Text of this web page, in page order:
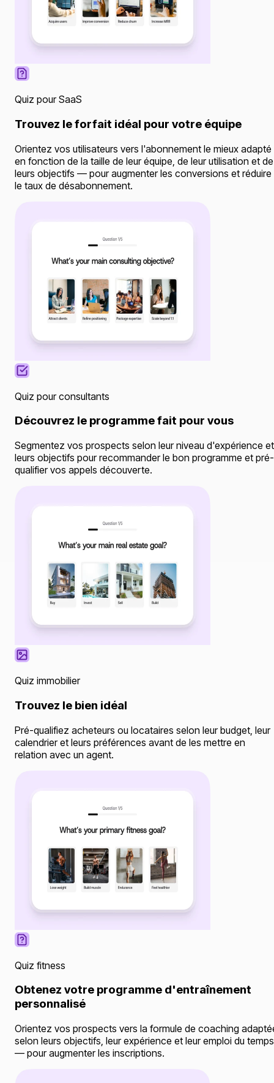
Quiz pour SaaS
Trouvez le forfait idéal pour votre équipe
Orientez vos utilisateurs vers l'abonnement le mieux adapté
en fonction de la taille de leur équipe, de leur utilisation et de
leurs objectifs — pour augmenter les conversions et réduire
le taux de désabonnement.
Quiz pour consultants
Découvrez le programme fait pour vous
Segmentez vos prospects selon leur niveau d'expérience et
leurs objectifs pour recommander le bon programme et pré-
qualifier vos appels découverte.
Quiz immobilier
Trouvez le bien idéal
Pré-qualifiez acheteurs ou locataires selon leur budget, leur
calendrier et leurs préférences avant de les mettre en
relation avec un agent.
Quiz fitness
Obtenez votre programme d'entraînement
personnalisé
Orientez vos prospects vers la formule de coaching
selon leurs objectifs, leur expérience et leur emploi du temps
— pour augmenter les inscriptions.